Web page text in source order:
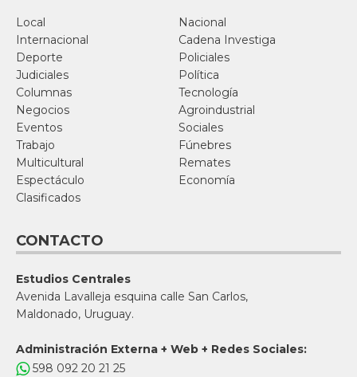
Local
Nacional
Internacional
Cadena Investiga
Deporte
Policiales
Judiciales
Política
Columnas
Tecnología
Negocios
Agroindustrial
Eventos
Sociales
Trabajo
Fúnebres
Multicultural
Remates
Espectáculo
Economía
Clasificados
CONTACTO
Estudios Centrales
Avenida Lavalleja esquina calle San Carlos,
Maldonado, Uruguay.
Administración Externa + Web + Redes Sociales:
598 092 20 21 25